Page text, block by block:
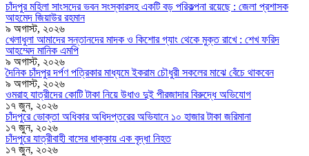
চাঁদপুর মহিলা সাংসদের ভবন সংস্কারসহ একটি বড় পরিকল্পনা রয়েছে : জেলা প্রশাসক
আহমেদ জিয়াউর রহমান
৯ অগাস্ট, ২০২৬
খেলাধুলা আমাদের সন্তানদের মাদক ও কিশোর গ্যাং থেকে মুক্ত রাখে : শেখ ফরিদ
আহম্মেদ মানিক এমপি
৯ অগাস্ট, ২০২৬
দৈনিক চাঁদপুর দর্পণ পত্রিকার মাধ্যমে ইকরাম চৌধুরী সকলের মাঝে বেঁচে থাকবেন
৯ অগাস্ট, ২০২৬
ওমরাহ যাত্রীদের কোটি টাকা নিয়ে উধাও দুই পীরজাদার বিরুদ্ধে অভিযোগ
১৭ জুন, ২০২৬
চাঁদপুরে ভোক্তা অধিকার অধিদপ্তরের অভিযানে ১০ হাজার টাকা জরিমানা
১৭ জুন, ২০২৬
চাঁদপুরে যাত্রীবাহী বাসের ধাক্কায় এক বৃদ্ধা নিহত
১৭ জুন, ২০২৬